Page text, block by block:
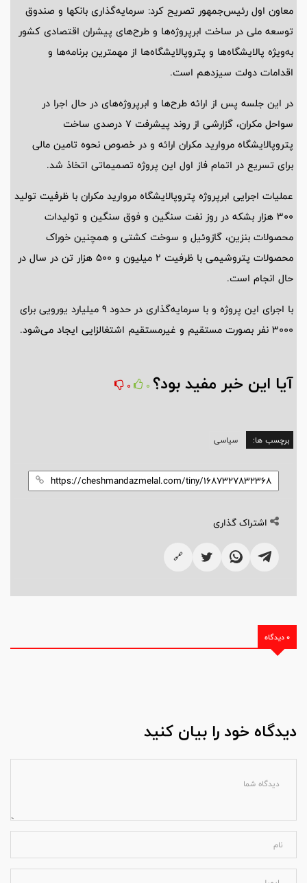
معاون اول رئیس‌جمهور تصریح کرد: سرمایه‌گذاری بانکها و صندوق
توسعه ملی در ساخت ابرپروژه‌ها و طرح‌های پیشران اقتصادی کشور
به‌ویژه پالایشگاه‌ها و پتروپالایشگاه‌ها از مهمترین برنامه‌ها و
اقدامات دولت سیزدهم است.
در این جلسه پس از ارائه طرح‌ها و ابرپروژه‌های در حال اجرا در
سواحل مکران، گزارشی از روند پیشرفت 7 درصدی ساخت
پتروپالایشگاه مروارید مکران ارائه و در خصوص نحوه تامین مالی
برای تسریع در اتمام فاز اول این پروژه تصمیماتی اتخاذ شد.
عملیات اجرایی ابرپروژه پتروپالایشگاه مروارید مکران با ظرفیت تولید
300 هزار بشکه در روز نفت سنگین و فوق سنگین و تولیدات
محصولات بنزین، گازوئیل و سوخت کشتی و همچنین خوراک
محصولات پتروشیمی با ظرفیت 2 میلیون و 500 هزار تن در سال در
حال انجام است.
با اجرای این پروژه و با سرمایه‌گذاری در حدود 9 میلیارد یورویی برای
3000 نفر بصورت مستقیم و غیرمستقیم اشتغالزایی ایجاد می‌شود.
آیا این خبر مفید بود؟ 0
0
برچسب ها: سیاسی
اشتراک گذاری
🔗
0 دیدگاه
دیدگاه خود را بیان کنید